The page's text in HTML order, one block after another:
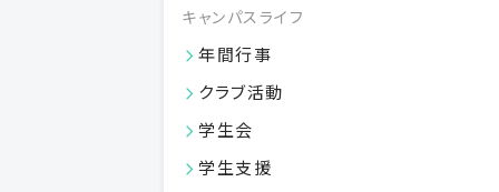
キャンパスライフ
年間行事
クラブ活動
学生会
学生支援